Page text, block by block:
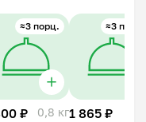
≈3 порц.
₽ 0,8 кг
≈3 порц.
1 865 ₽